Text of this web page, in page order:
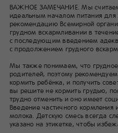
ВАЖНОЕ ЗАМЕЧАНИЕ. Мы считаем,
идеальным началом питания
рекомендацию Всемирной
грудном вскармливании в
с последующим введением
с продолжением грудного
Мы также понимаем, что
родителей, поэтому
кормить ребёнка, и получить
вы решите не кормить грудью,
трудно отменить и оно имеет
Введение частичного кормления
молока. Детскую смесь всегда
указано на этикетке, чтобы